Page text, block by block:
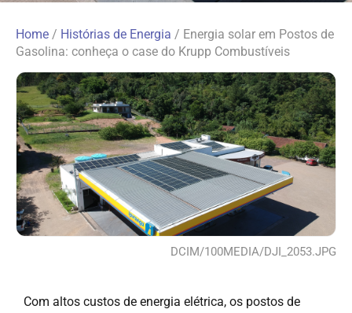
Home / Histórias de Energia / Energia solar em Postos de
Gasolina: conheça o case do Krupp Combustíveis
DCIM/100MEDIA/DJI_2053.JPG
Com altos custos de energia elétrica, os postos de